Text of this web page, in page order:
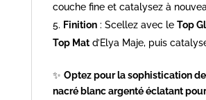
couche fine et catalysez à
Finition: Scellez avec le Top
Top Matd’Elya Maje, puis
✨ Optez pour la sophistication
nacré blanc argenté éclatant